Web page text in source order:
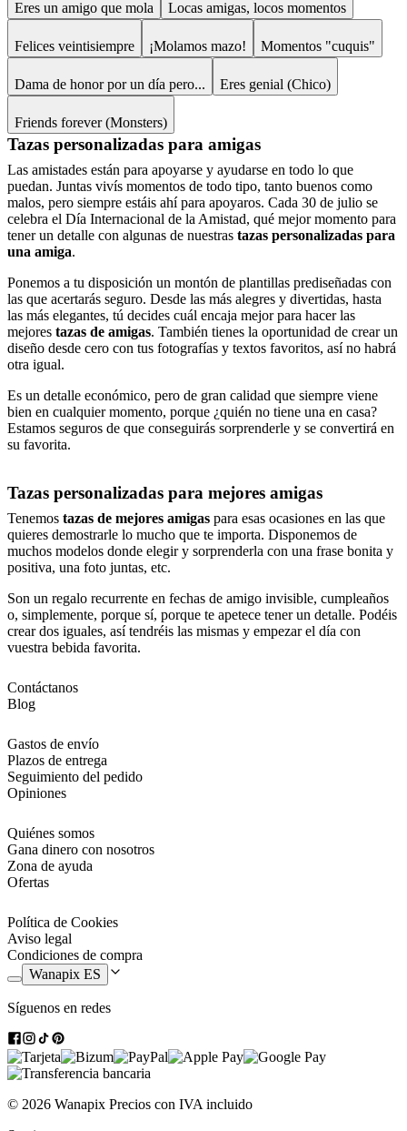
Eres un amigo que mola Locas amigas, locos momentos
Felices veintisiempre ¡Molamos mazo! Momentos "cuquis"
Dama de honor por un día pero... Eres genial (Chico)
Friends forever (Monsters)
Tazas personalizadas para amigas
Las amistades están para apoyarse y ayudarse en todo lo que
puedan. Juntas vivís momentos de todo tipo, tanto buenos como
malos, pero siempre estáis ahí para apoyaros. Cada 30 de julio se
celebra el Día Internacional de la Amistad, qué mejor momento para
tener un detalle con algunas de nuestras tazas personalizadas para
una amiga.
Ponemos a tu disposición un montón de plantillas prediseñadas con
las que acertarás seguro. Desde las más alegres y divertidas, hasta
las más elegantes, tú decides cuál encaja mejor para hacer las
mejores tazas de amigas. También tienes la oportunidad de crear un
diseño desde cero con tus fotografías y textos favoritos, así no habrá
otra igual.
Es un detalle económico, pero de gran calidad que siempre viene
bien en cualquier momento, porque ¿quién no tiene una en casa?
Estamos seguros de que conseguirás sorprenderle y se convertirá en
su favorita.
Tazas personalizadas para mejores amigas
Tenemos tazas de mejores amigas para esas ocasiones en las que
quieres demostrarle lo mucho que te importa. Disponemos de
muchos modelos donde elegir y sorprenderla con una frase bonita y
positiva, una foto juntas, etc.
Son un regalo recurrente en fechas de amigo invisible, cumpleaños
o, simplemente, porque sí, porque te apetece tener un detalle. Podéis
crear dos iguales, así tendréis las mismas y empezar el día con
vuestra bebida favorita.
Contáctanos
Blog
Gastos de envío
Plazos de entrega
Seguimiento del pedido
Opiniones
Quiénes somos
Gana dinero con nosotros
Zona de ayuda
Ofertas
Política de Cookies
Aviso legal
Condiciones de compra
Wanapix ES
Síguenos en redes
© 2026 Wanapix Precios con IVA incluido